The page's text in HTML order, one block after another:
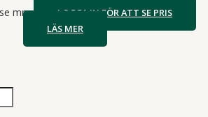
mm
LOGGA IN FÖR ATT SE PRIS
LÄS MER